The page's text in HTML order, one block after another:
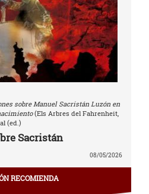
sobre Manuel Sacristán Luzón en
(Els Arbres del Fahrenheit,
(ed.)
Sacristán
08/05/2026
RECOMIENDA